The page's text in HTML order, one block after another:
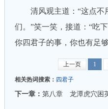
清风观主道：“这点不
们。”笑一笑，接道：“吃
你四君子的事，你也有足
上一页 1
相关热词搜索： 四君子
下一章： 第八章 龙潭虎穴困